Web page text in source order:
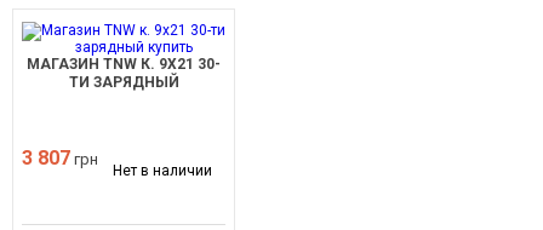
МАГАЗИН TNW К. 9Х21 30-
ТИ ЗАРЯДНЫЙ
3 807 грн
Нет в наличии